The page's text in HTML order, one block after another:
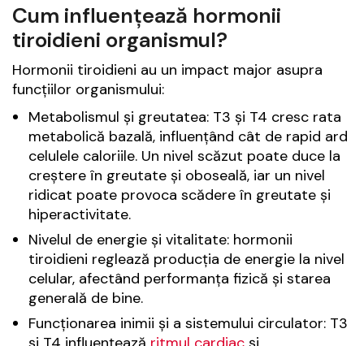
Cum influențează hormonii
tiroidieni organismul?
Hormonii tiroidieni au un impact major asupra
funcțiilor organismului:
Metabolismul și greutatea: T3 și T4 cresc rata
metabolică bazală, influențând cât de rapid ard
celulele caloriile. Un nivel scăzut poate duce la
creștere în greutate și oboseală, iar un nivel
ridicat poate provoca scădere în greutate și
hiperactivitate.
Nivelul de energie și vitalitate: hormonii
tiroidieni reglează producția de energie la nivel
celular, afectând performanța fizică și starea
generală de bine.
Funcționarea inimii și a sistemului circulator: T3